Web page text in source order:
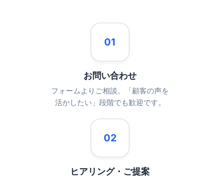
01
お問い合わせ
フォームよりご相談。「顧客の声を
活かしたい」段階でも歓迎です。
02
ヒアリング・ご提案